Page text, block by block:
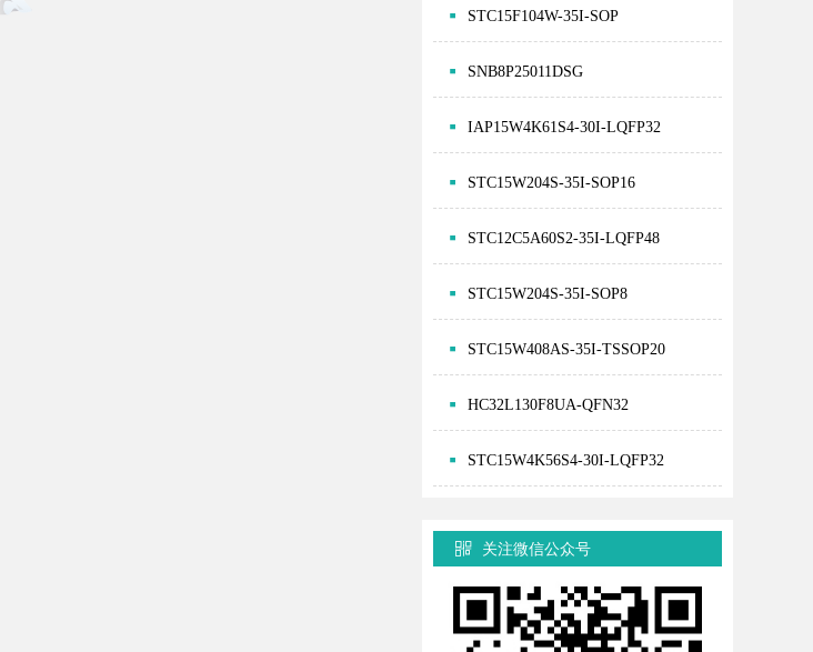
STC15F104W-35I-SOP
SNB8P25011DSG
IAP15W4K61S4-30I-LQFP32
STC15W204S-35I-SOP16
STC12C5A60S2-35I-LQFP48
STC15W204S-35I-SOP8
STC15W408AS-35I-TSSOP20
HC32L130F8UA-QFN32
STC15W4K56S4-30I-LQFP32
关注微信公众号